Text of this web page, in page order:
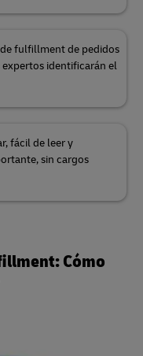
fulfillment de pedidos
identificarán el
fácil de leer y
sin cargos
Cómo